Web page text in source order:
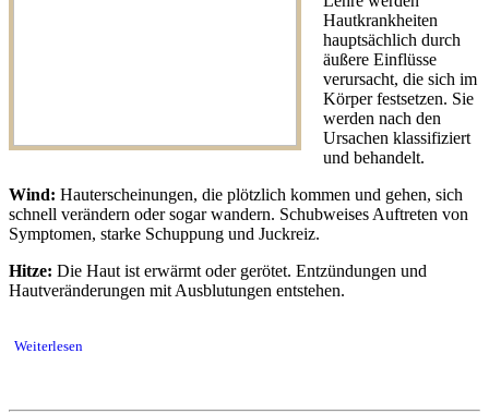
Hautkrankheiten
hauptsächlich durch
äußere Einflüsse
verursacht, die sich im
Körper festsetzen. Sie
werden nach den
Ursachen klassifiziert
und behandelt.
Wind: Hauterscheinungen, die plötzlich kommen und gehen, sich
schnell verändern oder sogar wandern. Schubweises Auftreten von
Symptomen, starke Schuppung und Juckreiz.
Hitze: Die Haut ist erwärmt oder gerötet. Entzündungen und
Hautveränderungen mit Ausblutungen entstehen.
Weiterlesen